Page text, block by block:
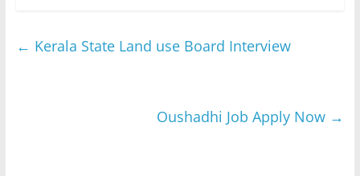
← Kerala State Land use Board Interview
Oushadhi Job Apply Now →